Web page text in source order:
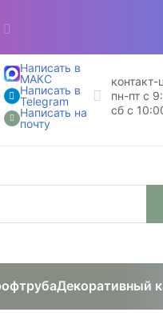
Написать в
МАКС
Написать в
Telegram
Написать на
почту
контакт-
пн-пт с
сб с
Декоративный